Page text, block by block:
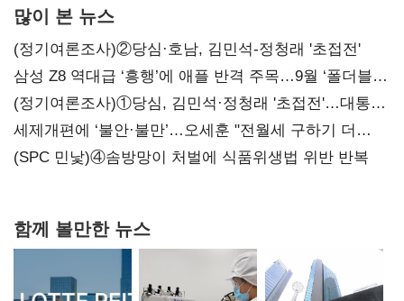
많이 본 뉴스
(정기여론조사)②당심·호남, 김민석-정청래 '초접전'
삼성 Z8 역대급 ‘흥행’에 애플 반격 주목…9월 ‘폴더블
대전’
(정기여론조사)①당심, 김민석·정청래 '초접전'…대통령
지지도 '50% 아래로'(종합)
세제개편에 ‘불안·불만’…오세훈 "전월세 구하기 더
힘들어질 것"
(SPC 민낯)④솜방망이 처벌에 식품위생법 위반 반복
함께 볼만한 뉴스